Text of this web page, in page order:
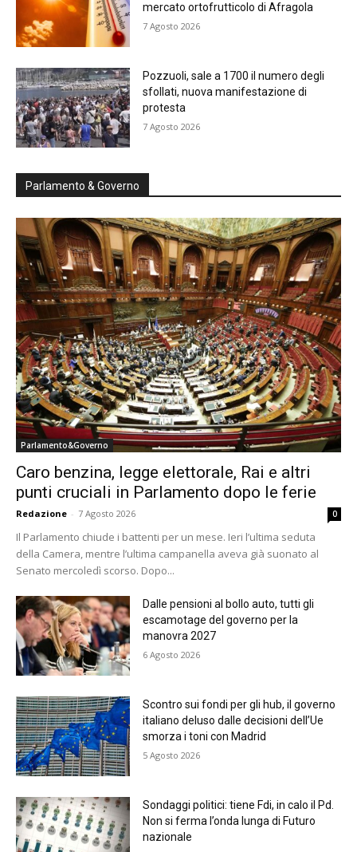
mercato ortofrutticolo di Afragola
7 Agosto 2026
Pozzuoli, sale a 1700 il numero degli
sfollati, nuova manifestazione di
protesta
7 Agosto 2026
Parlamento & Governo
Parlamento&Governo
Caro benzina, legge elettorale, Rai e altri
punti cruciali in Parlamento dopo le ferie
Redazione - 7 Agosto 2026 0
Il Parlamento chiude i battenti per un mese. Ieri l’ultima seduta
della Camera, mentre l’ultima campanella aveva già suonato al
Senato mercoledì scorso. Dopo...
Dalle pensioni al bollo auto, tutti gli
escamotage del governo per la
manovra 2027
6 Agosto 2026
Scontro sui fondi per gli hub, il governo
italiano deluso dalle decisioni dell’Ue
smorza i toni con Madrid
5 Agosto 2026
Sondaggi politici: tiene Fdi, in calo il Pd.
Non si ferma l’onda lunga di Futuro
nazionale